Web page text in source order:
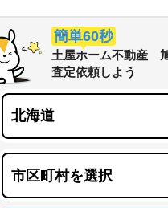
簡単60秒
土屋ホーム不動産
査定依頼しよう